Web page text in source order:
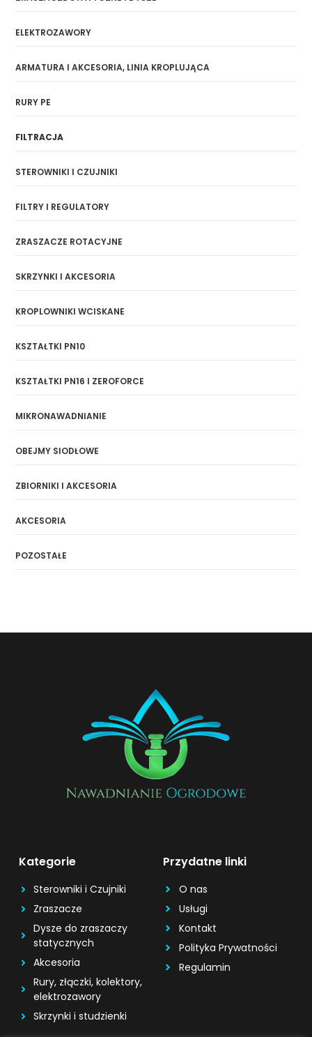
ELEKTROZAWORY
ARMATURA I AKCESORIA, LINIA KROPLUJĄCA
RURY PE
FILTRACJA
STEROWNIKI I CZUJNIKI
FILTRY I REGULATORY
ZRASZACZE ROTACYJNE
SKRZYNKI I AKCESORIA
KROPLOWNIKI WCISKANE
KSZTAŁTKI PN10
KSZTAŁTKI PN16 I ZEROFORCE
MIKRONAWADNIANIE
OBEJMY SIODŁOWE
ZBIORNIKI I AKCESORIA
AKCESORIA
POZOSTAŁE
Kategorie
Sterowniki i Czujniki
Zraszacze
Dysze do zraszaczy
statycznych
Akcesoria
Rury, złączki, kolektory,
elektrozawory
Skrzynki i studzienki
Przydatne linki
O nas
Usługi
Kontakt
Polityka Prywatności
Regulamin